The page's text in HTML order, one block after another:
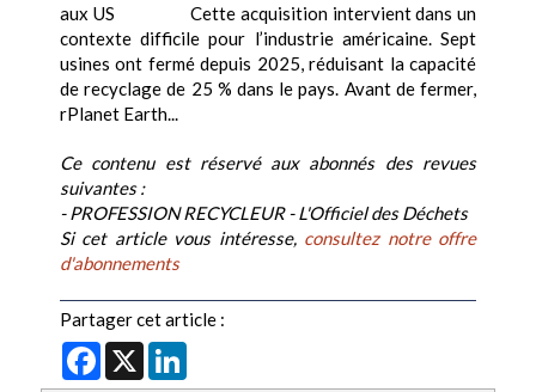
aux US Cette acquisition intervient dans un
contexte difficile pour l’industrie américaine. Sept
usines ont fermé depuis 2025, réduisant la capacité
de recyclage de 25 % dans le pays. Avant de fermer,
rPlanet Earth...
Ce contenu est réservé aux abonnés des revues
suivantes :
- PROFESSION RECYCLEUR - L'Officiel des Déchets
Si cet article vous intéresse, consultez notre offre
d'abonnements
Partager cet article :
Facebook
X